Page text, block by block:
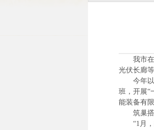
我市在深
光伏长廊
今年以来
班，开展“
能装备有
筑巢搭
“1月，